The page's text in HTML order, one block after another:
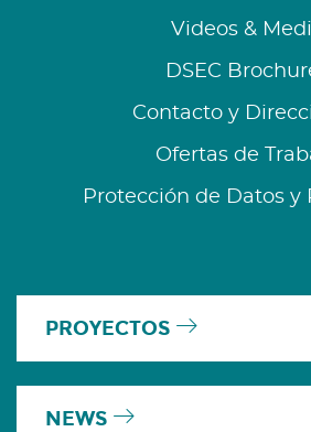
Videos &
DSEC
Contacto y
Ofertas de
Protección de Datos y
PROYECTOS
NEWS